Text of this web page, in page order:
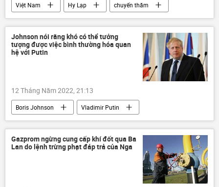
Việt Nam Hy Lạp
chuyến thăm
quan hệ
Kinh tế
Johnson nói rằng khó có thể tưởng
tượng được việc bình thường hóa quan
hệ với Putin
12 Tháng Năm 2022, 21:13
Boris Johnson
Vladimir Putin
Nga
xung đột
phương Tây
Cuộc khủng hoảng ở Ukraina
Thế giới
Anh
Châu Âu
Gazprom ngừng cung cấp khí đốt qua Ba
Lan do lệnh trừng phạt đáp trả của Nga